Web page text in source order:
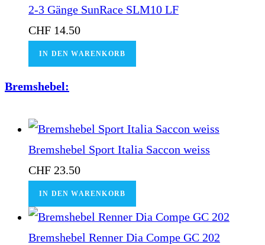
2-3 Gänge SunRace SLM10 LF
CHF 14.50
IN DEN WARENKORB
Bremshebel:
Bremshebel Sport Italia Saccon weiss
CHF 23.50
IN DEN WARENKORB
Bremshebel Renner Dia Compe GC 202